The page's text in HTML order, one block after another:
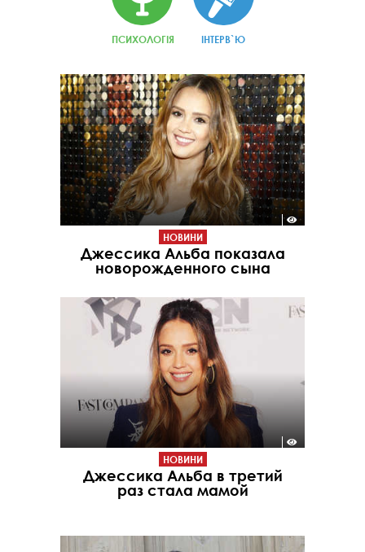
ПСИХОЛОГІЯ ІНТЕРВ`Ю
НОВИНИ
Джессика Альба показала
новорожденного сына
НОВИНИ
Джессика Альба в третий
раз стала мамой